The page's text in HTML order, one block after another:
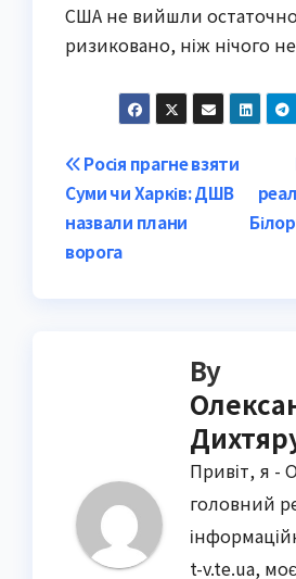
США не вийшли
ризиковано, ніж нічого
Post
navigation
Росія прагне взяти
Суми чи Харків: ДШВ
назвали плани
ворога
By
Привіт, я -
головний
t-v.te.ua,